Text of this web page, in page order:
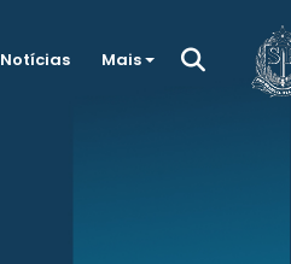
Notícias Mais